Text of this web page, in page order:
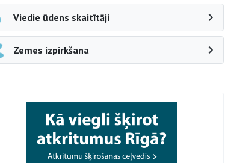
Viedie ūdens skaitītāji
Zemes izpirkšana